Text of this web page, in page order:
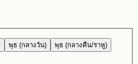
พุธ (กลางวัน)
พุธ (กลางคืน/ราหู)